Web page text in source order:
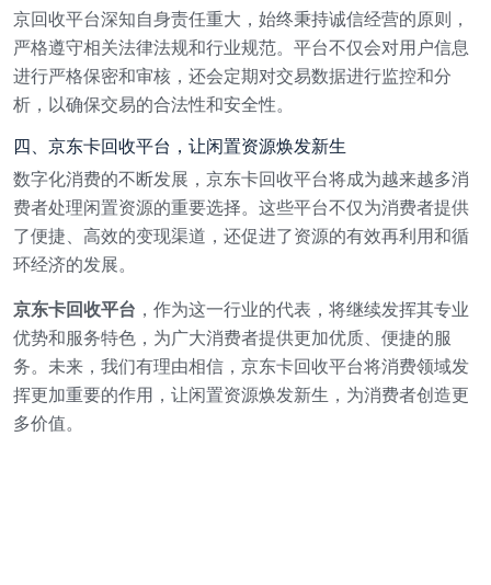
京回收平台深知自身责任重大，始终秉持诚信经营的原则，
严格遵守相关法律法规和行业规范。平台不仅会对用户信息
进行严格保密和审核，还会定期对交易数据进行监控和分
析，以确保交易的合法性和安全性。
四、京东卡回收平台，让闲置资源焕发新生
数字化消费的不断发展，京东卡回收平台将成为越来越多消
费者处理闲置资源的重要选择。这些平台不仅为消费者提供
了便捷、高效的变现渠道，还促进了资源的有效再利用和循
环经济的发展。
京东卡回收平台 ，作为这一行业的代表，将继续发挥其专业
优势和服务特色，为广大消费者提供更加优质、便捷的服
务。未来，我们有理由相信，京东卡回收平台将消费领域发
挥更加重要的作用，让闲置资源焕发新生，为消费者创造更
多价值。